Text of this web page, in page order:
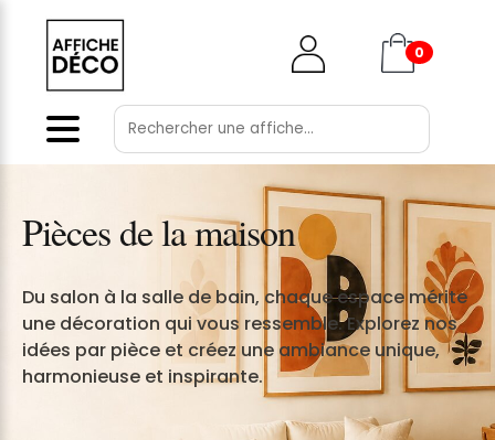
0
Collections & ambiances ▸
Pièces de la maison ▸
Style ▸
Pièces de la maison
Du salon à la salle de bain, chaque espace mérite
une décoration qui vous ressemble. Explorez nos
idées par pièce et créez une ambiance unique,
harmonieuse et inspirante.